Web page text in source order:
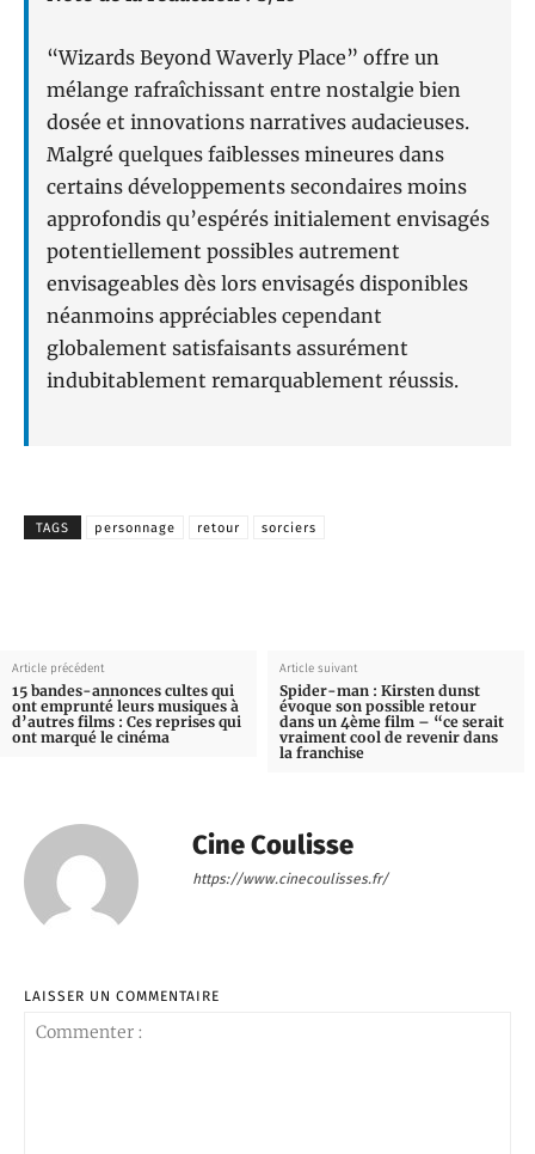
“Wizards Beyond Waverly Place” offre un
mélange rafraîchissant entre nostalgie bien
dosée et innovations narratives audacieuses.
Malgré quelques faiblesses mineures dans
certains développements secondaires moins
approfondis qu’espérés initialement envisagés
potentiellement possibles autrement
envisageables dès lors envisagés disponibles
néanmoins appréciables cependant
globalement satisfaisants assurément
indubitablement remarquablement réussis.
TAGS personnage retour sorciers
Article précédent
15 bandes-annonces cultes qui
ont emprunté leurs musiques à
d’autres films : Ces reprises qui
ont marqué le cinéma
Article suivant
Spider-man : Kirsten dunst
évoque son possible retour
dans un 4ème film – “ce serait
vraiment cool de revenir dans
la franchise
Cine Coulisse
https://www.cinecoulisses.fr/
LAISSER UN COMMENTAIRE